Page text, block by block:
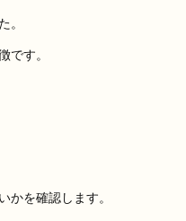
。
です。
かを確認します。